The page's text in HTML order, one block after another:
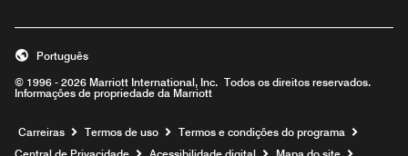
© 1996 - 2026 Marriott International, Inc. Todos os direitos reservados.
Informações de propriedade da Marriott
Português
Carreiras Termos de uso
Termos e condições do programa